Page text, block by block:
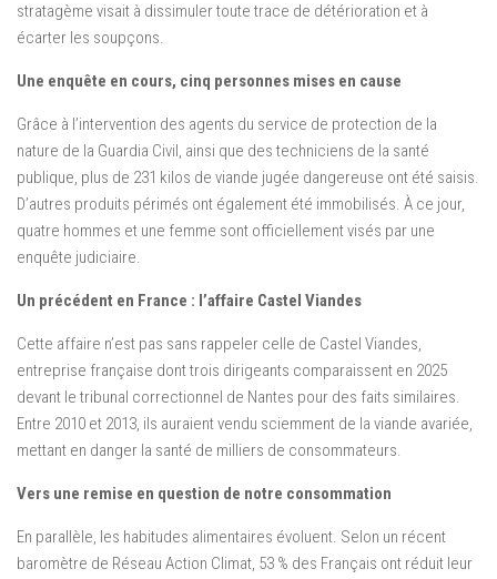
stratagème visait à dissimuler toute trace de détérioration et à
écarter les soupçons.
Une enquête en cours, cinq personnes mises en cause
Grâce à l’intervention des agents du service de protection de la
nature de la Guardia Civil, ainsi que des techniciens de la santé
publique, plus de 231 kilos de viande jugée dangereuse ont été saisis.
D’autres produits périmés ont également été immobilisés. À ce jour,
quatre hommes et une femme sont officiellement visés par une
enquête judiciaire.
Un précédent en France : l’affaire Castel Viandes
Cette affaire n’est pas sans rappeler celle de Castel Viandes,
entreprise française dont trois dirigeants comparaissent en 2025
devant le tribunal correctionnel de Nantes pour des faits similaires.
Entre 2010 et 2013, ils auraient vendu sciemment de la viande avariée,
mettant en danger la santé de milliers de consommateurs.
Vers une remise en question de notre consommation
En parallèle, les habitudes alimentaires évoluent. Selon un récent
baromètre de Réseau Action Climat, 53 % des Français ont réduit leur